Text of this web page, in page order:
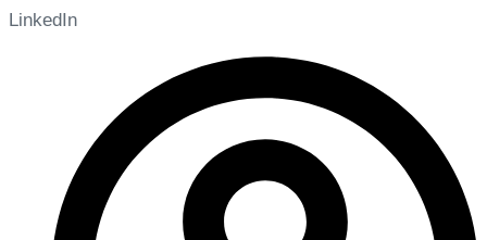
LinkedIn